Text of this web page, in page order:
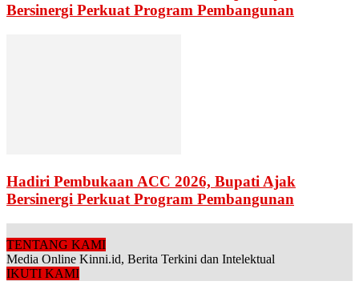
Bersinergi Perkuat Program Pembangunan
Hadiri Pembukaan ACC 2026, Bupati Ajak
Bersinergi Perkuat Program Pembangunan
TENTANG KAMI
Media Online Kinni.id, Berita Terkini dan Intelektual
IKUTI KAMI